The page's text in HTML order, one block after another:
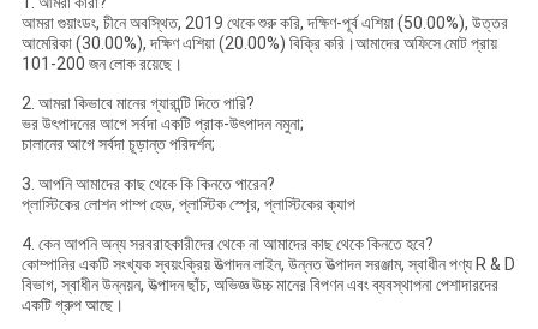
আমরা গুয়াংডং, চীনে অবস্থিত, 2019 থেকে শুরু করি, দক্ষিণ-পূর্ব এশিয়া (50.00%), উত্তর
আমেরিকা (30.00%), দক্ষিণ এশিয়া (20.00%) বিক্রি করি।আমাদের অফিসে মোট প্রায়
101-200 জন লোক রয়েছে।
2. আমরা কিভাবে মানের গ্যারান্টি দিতে পারি?
ভর উৎপাদনের আগে সর্বদা একটি প্রাক-উৎপাদন নমুনা;
চালানের আগে সর্বদা চূড়ান্ত পরিদর্শন;
3. আপনি আমাদের কাছ থেকে কি কিনতে পারেন?
প্লাস্টিকের লোশন পাম্প হেড, প্লাস্টিক স্প্রে, প্লাস্টিকের ক্যাপ
4. কেন আপনি অন্য সরবরাহকারীদের থেকে না আমাদের কাছ থেকে কিনতে হবে?
কোম্পানির একটি সংখ্যক স্বয়ংক্রিয় উত্পাদন লাইন, উন্নত উত্পাদন সরঞ্জাম, স্বাধীন পণ্য R & D
বিভাগ, স্বাধীন উন্নয়ন, উত্পাদন ছাঁচ, অভিজ্ঞ উচ্চ মানের বিপণন এবং ব্যবস্থাপনা পেশাদারদের
একটি গ্রুপ আছে।